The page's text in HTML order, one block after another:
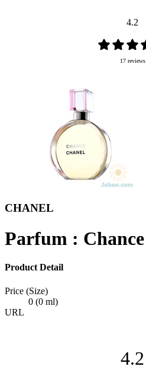
4.2
17 reviews
CHANEL
Parfum : Chance
Product Detail
Price (Size)
0 (0 ml)
URL
4.2